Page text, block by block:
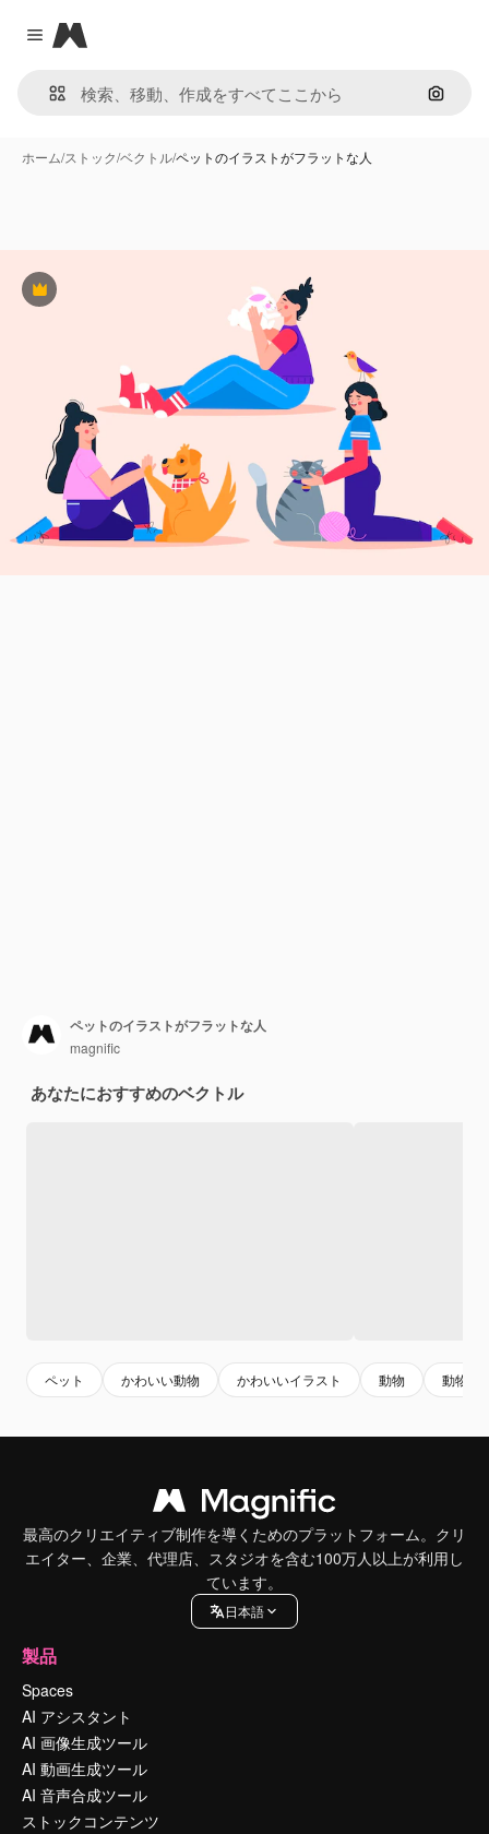
Close menu
Magnific
画像で
ホーム/ストック/ベクトル/ペットのイラストがフラットな人
Premium
ペットのイラストがフラットな人
magnific
あなたにおすすめのベクトル
ペット かわいい動物 かわいいイラスト 動物 動物イ
最高のクリエイティブ制作を導くためのプラットフォーム。クリ
エイター、企業、代理店、スタジオを含む100万人以上が利用し
ています。
日本語
製品
Spaces
AI アシスタント
AI 画像生成ツール
AI 動画生成ツール
AI 音声合成ツール
ストックコンテンツ